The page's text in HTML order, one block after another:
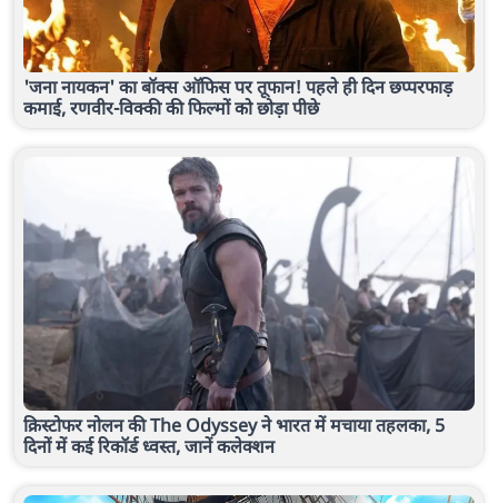
'जना नायकन' का बॉक्स ऑफिस पर तूफान! पहले ही दिन छप्परफाड़
कमाई, रणवीर-विक्की की फिल्मों को छोड़ा पीछे
क्रिस्टोफर नोलन की The Odyssey ने भारत में मचाया तहलका, 5
दिनों में कई रिकॉर्ड ध्वस्त, जानें कलेक्शन